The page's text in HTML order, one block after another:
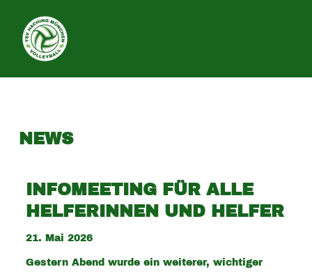
NEWS
INFOMEETING FÜR ALLE
HELFERINNEN UND HELFER
21. Mai 2026
Gestern Abend wurde ein weiterer, wichtiger